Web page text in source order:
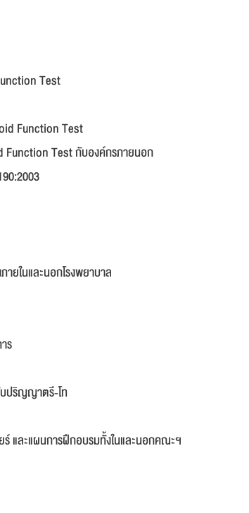
Test
Function Test
Function Test กับองค์กรภายนอก
ยในและนอกโรงพยาบาล
ร
ปริญญาตรี-โท
และแผนการฝึกอบรมทั้งในและนอกคณะฯ